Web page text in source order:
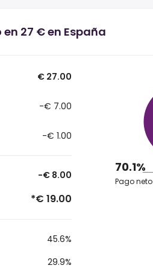
27 € en España
€ 27.00
-€ 7.00
-€ 1.00
-€ 8.00
*€ 19.00
45.6%
29.9%
70.1%
Pago neto